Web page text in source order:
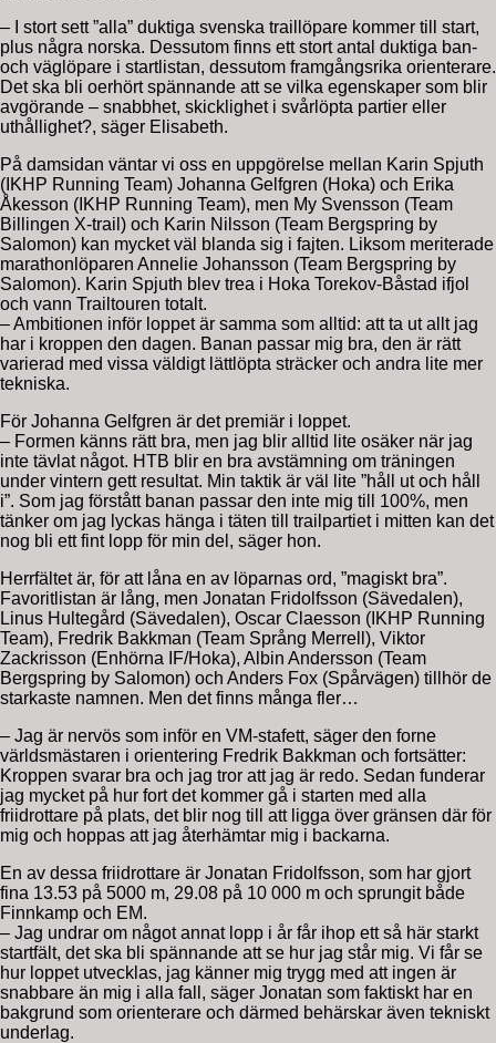
– I stort sett ”alla” duktiga svenska traillöpare kommer till start,
plus några norska. Dessutom finns ett stort antal duktiga ban-
och väglöpare i startlistan, dessutom framgångsrika orienterare.
Det ska bli oerhört spännande att se vilka egenskaper som blir
avgörande – snabbhet, skicklighet i svårlöpta partier eller
uthållighet?, säger Elisabeth.
På damsidan väntar vi oss en uppgörelse mellan Karin Spjuth
(IKHP Running Team) Johanna Gelfgren (Hoka) och Erika
Åkesson (IKHP Running Team), men My Svensson (Team
Billingen X-trail) och Karin Nilsson (Team Bergspring by
Salomon) kan mycket väl blanda sig i fajten. Liksom meriterade
marathonlöparen Annelie Johansson (Team Bergspring by
Salomon). Karin Spjuth blev trea i Hoka Torekov-Båstad ifjol
och vann Trailtouren totalt.
– Ambitionen inför loppet är samma som alltid: att ta ut allt jag
har i kroppen den dagen. Banan passar mig bra, den är rätt
varierad med vissa väldigt lättlöpta sträcker och andra lite mer
tekniska.
För Johanna Gelfgren är det premiär i loppet.
– Formen känns rätt bra, men jag blir alltid lite osäker när jag
inte tävlat något. HTB blir en bra avstämning om träningen
under vintern gett resultat. Min taktik är väl lite ”håll ut och håll
i”. Som jag förstått banan passar den inte mig till 100%, men
tänker om jag lyckas hänga i täten till trailpartiet i mitten kan det
nog bli ett fint lopp för min del, säger hon.
Herrfältet är, för att låna en av löparnas ord, ”magiskt bra”.
Favoritlistan är lång, men Jonatan Fridolfsson (Sävedalen),
Linus Hultegård (Sävedalen), Oscar Claesson (IKHP Running
Team), Fredrik Bakkman (Team Språng Merrell), Viktor
Zackrisson (Enhörna IF/Hoka), Albin Andersson (Team
Bergspring by Salomon) och Anders Fox (Spårvägen) tillhör de
starkaste namnen. Men det finns många fler…
– Jag är nervös som inför en VM-stafett, säger den forne
världsmästaren i orientering Fredrik Bakkman och fortsätter:
Kroppen svarar bra och jag tror att jag är redo. Sedan funderar
jag mycket på hur fort det kommer gå i starten med alla
friidrottare på plats, det blir nog till att ligga över gränsen där för
mig och hoppas att jag återhämtar mig i backarna.
En av dessa friidrottare är Jonatan Fridolfsson, som har gjort
fina 13.53 på 5000 m, 29.08 på 10 000 m och sprungit både
Finnkamp och EM.
– Jag undrar om något annat lopp i år får ihop ett så här starkt
startfält, det ska bli spännande att se hur jag står mig. Vi får se
hur loppet utvecklas, jag känner mig trygg med att ingen är
snabbare än mig i alla fall, säger Jonatan som faktiskt har en
bakgrund som orienterare och därmed behärskar även tekniskt
underlag.